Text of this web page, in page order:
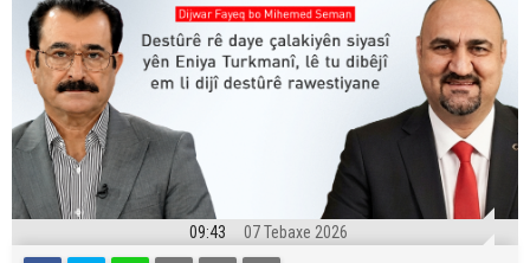
09:43 07 Tebaxe 2026